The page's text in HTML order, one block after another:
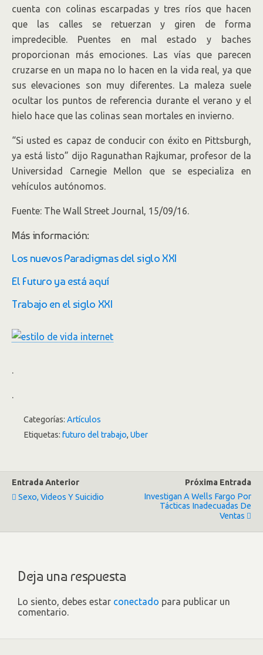
cuenta con colinas escarpadas y tres ríos que hacen
que las calles se retuerzan y giren de forma
impredecible. Puentes en mal estado y baches
proporcionan más emociones. Las vías que parecen
cruzarse en un mapa no lo hacen en la vida real, ya que
sus elevaciones son muy diferentes. La maleza suele
ocultar los puntos de referencia durante el verano y el
hielo hace que las colinas sean mortales en invierno.
“Si usted es capaz de conducir con éxito en Pittsburgh,
ya está listo” dijo Ragunathan Rajkumar, profesor de la
Universidad Carnegie Mellon que se especializa en
vehículos autónomos.
Fuente: The Wall Street Journal, 15/09/16.
Más información:
Los nuevos Paradigmas del siglo XXI
El Futuro ya está aquí
Trabajo en el siglo XXI
.
.
Categorías: Artículos
Etiquetas: futuro del trabajo, Uber
Entrada Anterior
Sexo, Videos Y Suicidio
Próxima Entrada
Investigan A Wells Fargo Por
Tácticas Inadecuadas De
Ventas
Deja una respuesta
Lo siento, debes estar conectado para publicar un
comentario.